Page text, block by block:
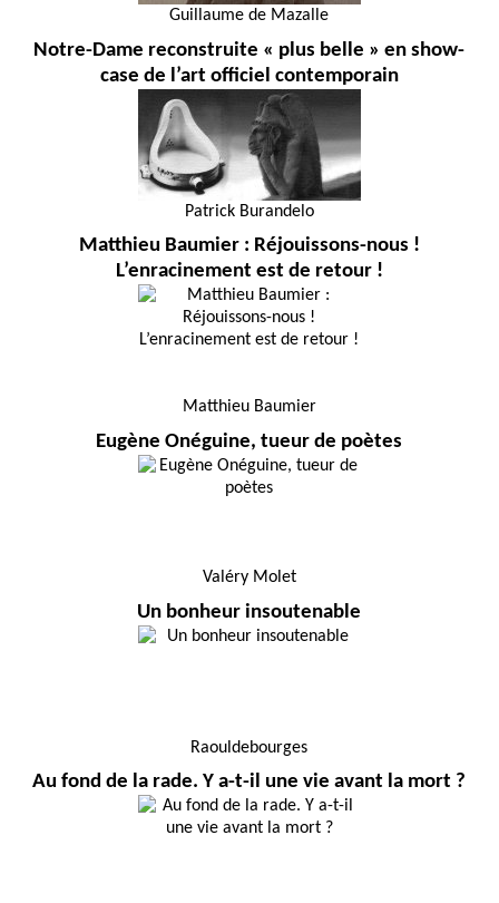
Guillaume de Mazalle
Notre-Dame reconstruite « plus belle » en show-
case de l’art officiel contemporain
Patrick Burandelo
Matthieu Baumier : Réjouissons-nous !
L’enracinement est de retour !
Matthieu Baumier
Eugène Onéguine, tueur de poètes
Valéry Molet
Un bonheur insoutenable
Raouldebourges
Au fond de la rade. Y a-t-il une vie avant la mort ?